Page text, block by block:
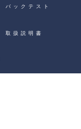
バックテスト
取扱説明書